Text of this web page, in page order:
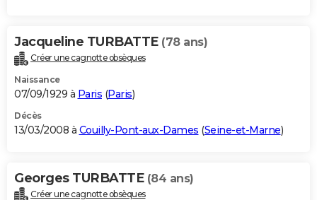
Jacqueline TURBATTE (78 ans)
Créer une cagnotte obsèques
Naissance
07/09/1929 à Paris (Paris)
Décès
13/03/2008 à Couilly-Pont-aux-Dames (Seine-et-Marne)
Georges TURBATTE (84 ans)
Créer une cagnotte obsèques